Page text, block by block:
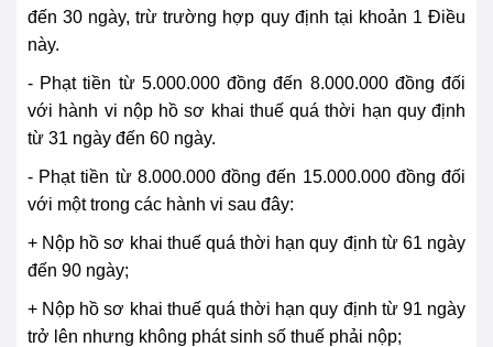
đến 30 ngày, trừ trường hợp quy định tại khoản 1 Điều
này.
- Phạt tiền từ 5.000.000 đồng đến 8.000.000 đồng đối
với hành vi nộp hồ sơ khai thuế quá thời hạn quy định
từ 31 ngày đến 60 ngày.
- Phạt tiền từ 8.000.000 đồng đến 15.000.000 đồng đối
với một trong các hành vi sau đây:
+ Nộp hồ sơ khai thuế quá thời hạn quy định từ 61 ngày
đến 90 ngày;
+ Nộp hồ sơ khai thuế quá thời hạn quy định từ 91 ngày
trở lên nhưng không phát sinh số thuế phải nộp;